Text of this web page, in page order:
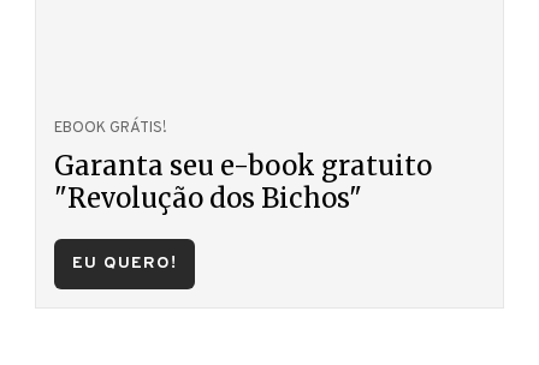
EBOOK GRÁTIS!
Garanta seu e-book gratuito
"Revolução dos Bichos"
EU QUERO!